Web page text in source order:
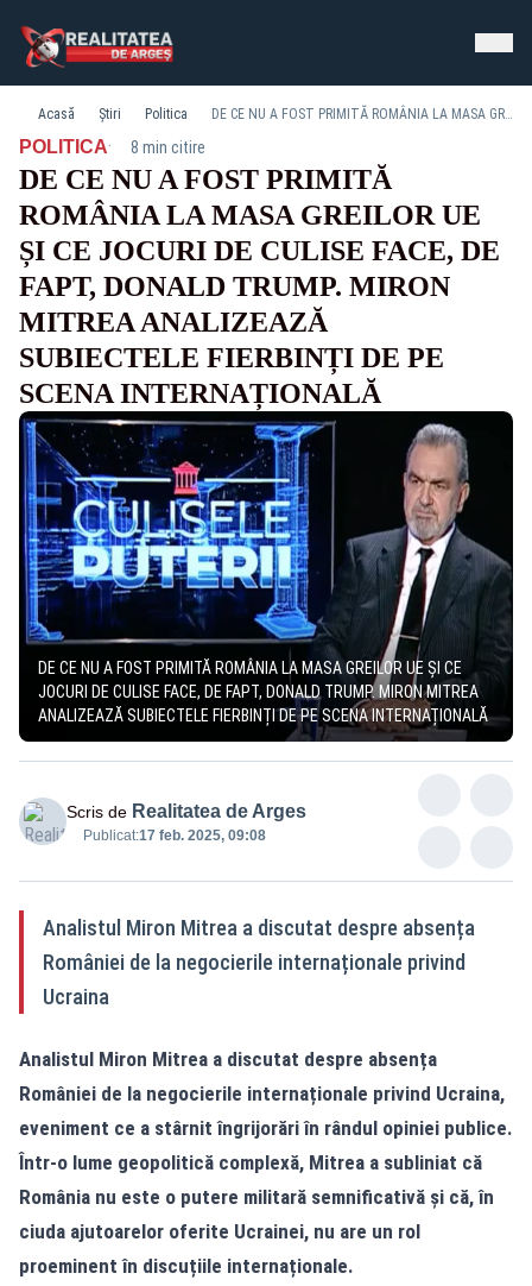
Acasă Știri Politica DE CE NU A FOST PRIMITĂ ROMÂNIA LA MASA GREILOR UE ȘI CE JOCURI DE CULISE FACE, DE FAPT, DONALD TRUMP. MIRON MITREA ANALIZEAZĂ SUBIECTELE FIERBINȚI DE PE SCENA INTERNAȚIONALĂ
POLITICA· 8 min citire
DE CE NU A FOST PRIMITĂ
ROMÂNIA LA MASA GREILOR UE
ȘI CE JOCURI DE CULISE FACE, DE
FAPT, DONALD TRUMP. MIRON
MITREA ANALIZEAZĂ
SUBIECTELE FIERBINȚI DE PE
SCENA INTERNAȚIONALĂ
DE CE NU A FOST PRIMITĂ ROMÂNIA LA MASA GREILOR UE ȘI CE
JOCURI DE CULISE FACE, DE FAPT, DONALD TRUMP. MIRON MITREA
ANALIZEAZĂ SUBIECTELE FIERBINȚI DE PE SCENA INTERNAȚIONALĂ
Scris de Realitatea de Arges
Publicat:17 feb. 2025, 09:08
Analistul Miron Mitrea a discutat despre absența
României de la negocierile internaționale privind
Ucraina
Analistul Miron Mitrea a discutat despre absența
României de la negocierile internaționale privind Ucraina,
eveniment ce a stârnit îngrijorări în rândul opiniei publice.
Într-o lume geopolitică complexă, Mitrea a subliniat că
România nu este o putere militară semnificativă și că, în
ciuda ajutoarelor oferite Ucrainei, nu are un rol
proeminent în discuțiile internaționale.